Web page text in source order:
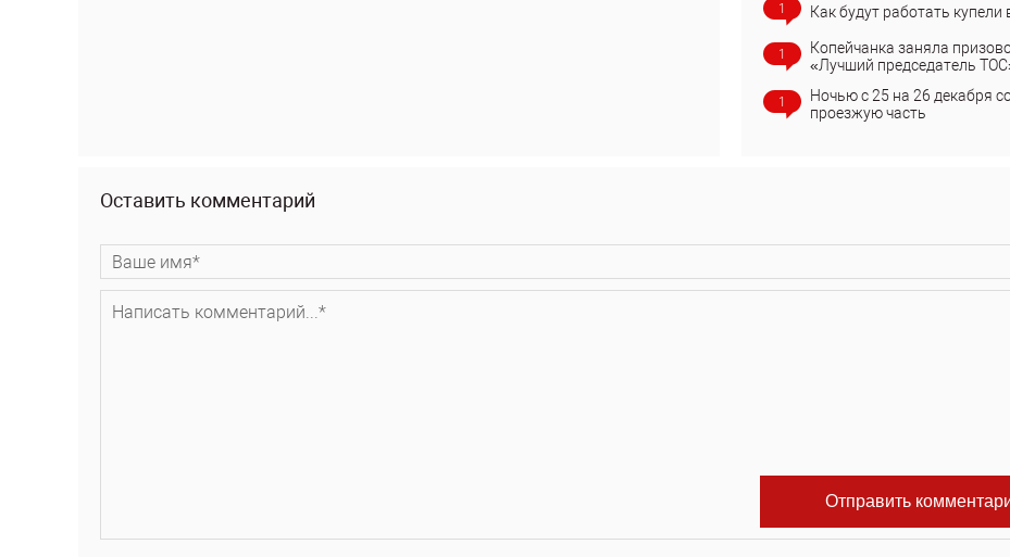
1 Как будут работать
1
Копейчанка заняла
«Лучший председатель
1
Ночью с 25 на 26 декабря
проезжую часть
Оставить комментарий